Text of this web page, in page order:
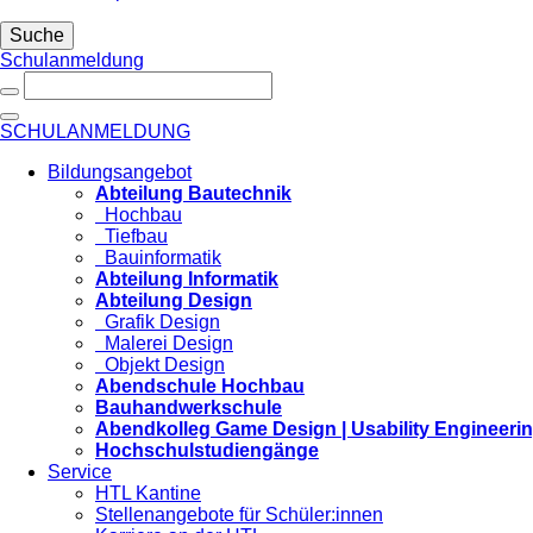
Suche
Schulanmeldung
SCHULANMELDUNG
Bildungsangebot
Abteilung Bautechnik
Hochbau
Tiefbau
Bauinformatik
Abteilung Informatik
Abteilung Design
Grafik Design
Malerei Design
Objekt Design
Abendschule Hochbau
Bauhandwerkschule
Abendkolleg Game Design | Usability
Hochschulstudiengänge
Service
HTL Kantine
Stellenangebote für Schüler:innen